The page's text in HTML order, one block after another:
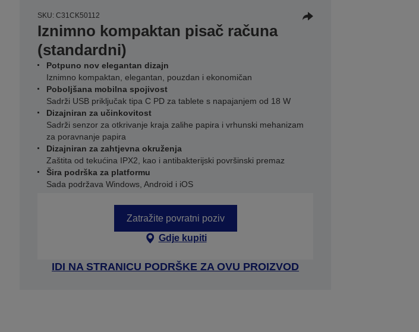
SKU: C31CK50112
Iznimno kompaktan pisač računa
(standardni)
Potpuno nov elegantan dizajn
Iznimno kompaktan, elegantan, pouzdan i ekonomičan
Poboljšana mobilna spojivost
Sadrži USB priključak tipa C PD za tablete s napajanjem od 18 W
Dizajniran za učinkovitost
Sadrži senzor za otkrivanje kraja zalihe papira i vrhunski mehanizam
za poravnanje papira
Dizajniran za zahtjevna okruženja
Zaštita od tekućina IPX2, kao i antibakterijski površinski premaz
Šira podrška za platformu
Sada podržava Windows, Android i iOS
Zatražite povratni poziv
Gdje kupiti
IDI NA STRANICU PODRŠKE ZA OVU PROIZVOD